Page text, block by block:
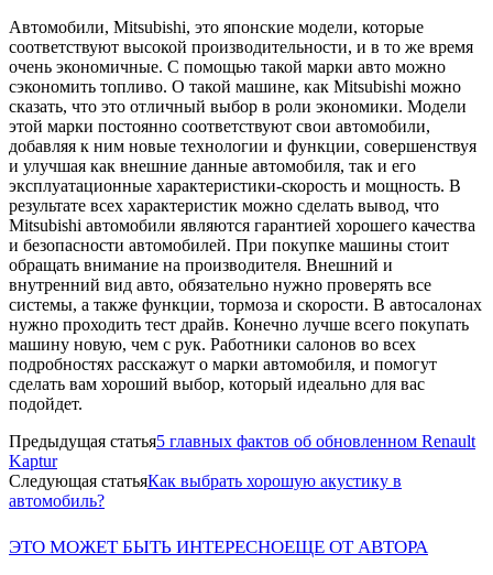
Автомобили, Mitsubishi, это японские модели, которые
соответствуют высокой производительности, и в то же время
очень экономичные. С помощью такой марки авто можно
сэкономить топливо. О такой машине, как Mitsubishi можно
сказать, что это отличный выбор в роли экономики. Модели
этой марки постоянно соответствуют свои автомобили,
добавляя к ним новые технологии и функции, совершенствуя
и улучшая как внешние данные автомобиля, так и его
эксплуатационные характеристики-скорость и мощность. В
результате всех характеристик можно сделать вывод, что
Mitsubishi автомобили являются гарантией хорошего качества
и безопасности автомобилей. При покупке машины стоит
обращать внимание на производителя. Внешний и
внутренний вид авто, обязательно нужно проверять все
системы, а также функции, тормоза и скорости. В автосалонах
нужно проходить тест драйв. Конечно лучше всего покупать
машину новую, чем с рук. Работники салонов во всех
подробностях расскажут о марки автомобиля, и помогут
сделать вам хороший выбор, который идеально для вас
подойдет.
Предыдущая статья5 главных фактов об обновленном Renault
Kaptur
Следующая статьяКак выбрать хорошую акустику в
автомобиль?
ЭТО МОЖЕТ БЫТЬ ИНТЕРЕСНОЕЩЕ ОТ АВТОРА